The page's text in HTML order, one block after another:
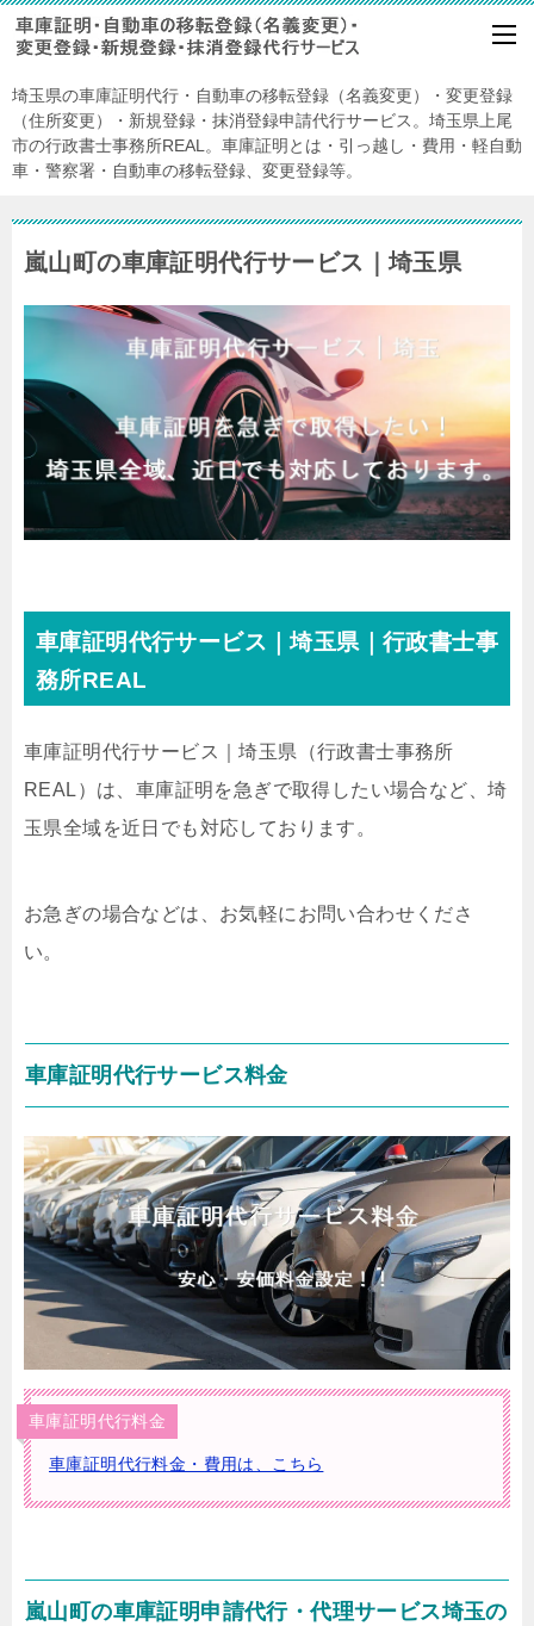
埼玉県の車庫証明代行・自動車の移転登録（名義変更）・変更登録
（住所変更）・新規登録・抹消登録申請代行サービス。埼玉県上尾
市の行政書士事務所REAL。車庫証明とは・引っ越し・費用・軽自動
車・警察署・自動車の移転登録、変更登録等。
嵐山町の車庫証明代行サービス｜埼玉県
車庫証明代行サービス｜埼玉県｜行政書士事
務所REAL
車庫証明代行サービス｜埼玉県 （行政書士事務所
REAL） は、車庫証明を急ぎで取得したい場合など、埼
玉県全域を近日でも対応しております。
お急ぎの場合などは、お気軽にお問い合わせくださ
い。
車庫証明代行サービス料金
車庫証明代行料金
車庫証明代行料金・費用は、こちら
嵐山町の車庫証明申請代行・代理サービス埼玉の